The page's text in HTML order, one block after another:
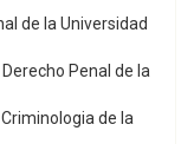
de la Universidad
Penal de la
de la